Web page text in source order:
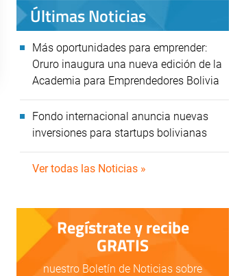
Últimas Noticias
Más oportunidades para emprender:
Oruro inaugura una nueva edición de la
Academia para Emprendedores Bolivia
Fondo internacional anuncia nuevas
inversiones para startups bolivianas
Ver todas las Noticias »
Regístrate y recibe
GRATIS
nuestro Boletín de Noticias sobre